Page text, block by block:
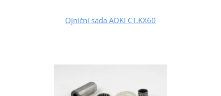
Ojniční sada AOKI CT.KX60